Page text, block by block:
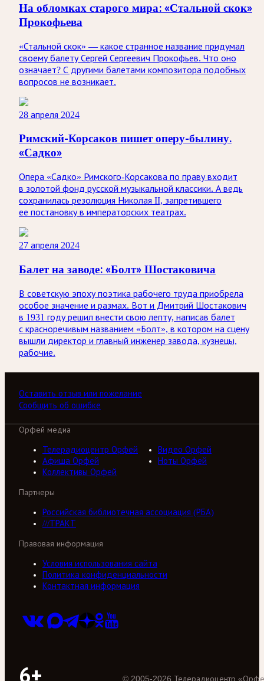
На обломках старого мира: «Стальной скок»
Прокофьева
«Стальной скок» — какое странное название придумал
своему балету Сергей Сергеевич Прокофьев. Что оно
означает? С другими балетами композитора подобных
вопросов не возникает.
28 апреля 2024
Римский-Корсаков пишет оперу-былину.
«Садко»
Опера «Садко» Римского-Корсакова по праву входит
в золотой фонд русской музыкальной классики. А ведь
сохранилась резолюция Николая II, запретившего
ее постановку в императорских театрах.
27 апреля 2024
Балет на заводе: «Болт» Шостаковича
В советскую эпоху поэтика рабочего труда приобрела
особое значение и размах. Вот и Дмитрий Шостакович
в 1931 году решил внести свою лепту, написав балет
с красноречивым названием «Болт», в котором на сцену
вышли директор и главный инженер завода, кузнецы,
рабочие.
Оставить отзыв или пожелание
Сообщить об ошибке
Орфей медиа
Телерадиоцентр Орфей
Видео Орфей
Афиша Орфей
Ноты Орфей
Коллективы Орфей
Партнеры
Российская библиотечная ассоциация (РБА)
///ТРАКТ
Правовая информация
Условия использования сайта
Политика конфиденциальности
Контактная информация
6+ © 2005-2026 Телерадиоцентр